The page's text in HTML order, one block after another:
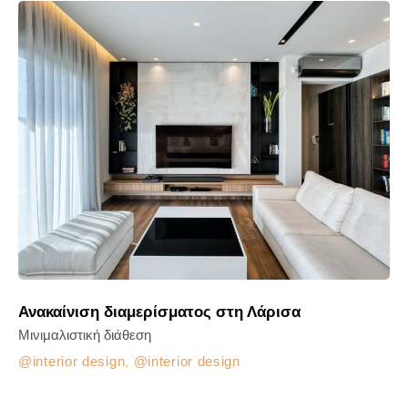
Ανακαίνιση διαμερίσματος στη Λάρισα
interior design, interior design
Μινιμαλιστική διάθεση